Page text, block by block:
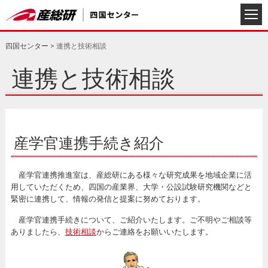
四国センター > 連携と技術相談
連携と技術相談
産学官連携手続き紹介
産学官連携推進室は、産総研にある様々な研究成果を地域企業に活
用していただくため、四国の産業界、大学・公設試験研究機関などと
緊密に連携して、情報の発信と提案に努めております。
産学官連携手続きについて、ご紹介いたします。ご不明やご相談等
ありましたら、 技術相談からご連絡をお願いいたします。